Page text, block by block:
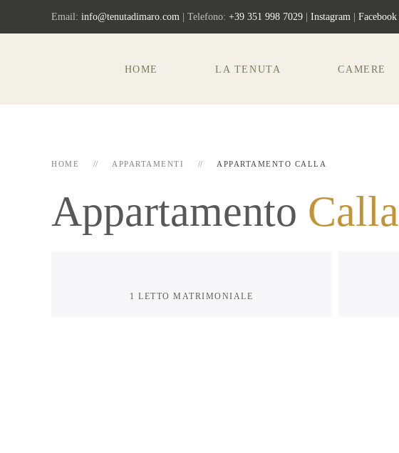
Email: info@tenutadimaro.com | Telefono: +39 351 998 7029 | Instagram | Facebook
HOME LA TENUTA CAMERE
HOME APPARTAMENTI APPARTAMENTO CALLA
Appartamento Calla
1 LETTO MATRIMONIALE